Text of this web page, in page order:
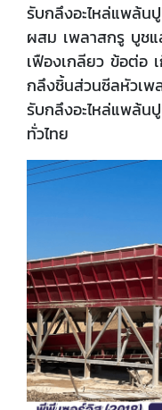
รับกลึงอะไหล่แพล้น
ผสม เพลาสกรู บูช
เฟืองเกลียว ข้อต่อ
กลึงชิ้นส่วนซีลหัวเพ
รับกลึงอะไหล่แพล้น
ทั่วไทย